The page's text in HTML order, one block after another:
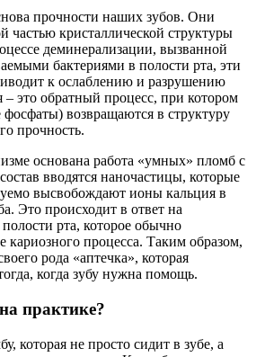
прочности наших зубов. Они
частью кристаллической структуры
деминерализации, вызванной
бактериями в полости рта, эти
к ослаблению и разрушению
– это обратный процесс, при котором
возвращаются в структуру
прочность.
основана работа «умных» пломб с
вводятся наночастицы, которые
высвобождают ионы кальция в
Это происходит в ответ на
рта, которое обычно
кариозного процесса. Таким образом,
рода «аптечка», которая
когда зубу нужна помощь.
практике?
которая не просто сидит в зубе, а